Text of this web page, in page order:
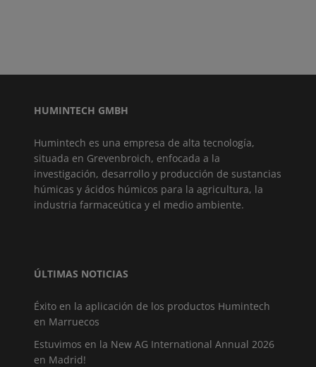
HUMINTECH GMBH
Humintech es una empresa de alta tecnología,
situada en Grevenbroich, enfocada a la
investigación, desarrollo y producción de sustancias
húmicas y ácidos húmicos para la agricultura, la
industria farmaceútica y el medio ambiente.
ÚLTIMAS NOTICIAS
Éxito en la aplicación de los productos Humintech
en Marruecos
Estuvimos en la New AG International Annual 2026
en Madrid!